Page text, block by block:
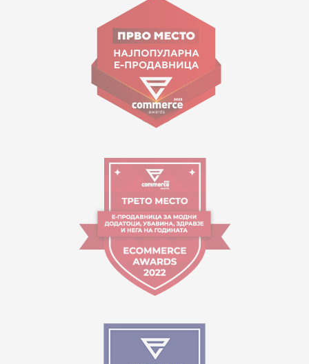
Goce Nikolovski 74 Shkup
contact@mytime.mk
Orari i punës:
09:00 - 17:00